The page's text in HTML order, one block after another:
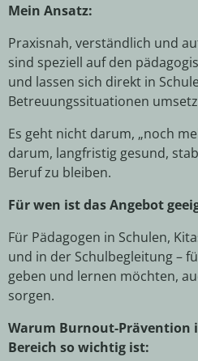
Mein Ansatz:
Praxisnah, verständlich und
sind speziell auf den
und lassen sich direkt in
Betreuungssituationen
Es geht nicht darum, „noch
darum, langfristig gesund,
Beruf zu bleiben.
Für wen ist das Angebot
Für Pädagogen in Schulen,
und in der Schulbegleitung –
geben und lernen möchten,
sorgen.
Warum Burnout-Prävention
Bereich so wichtig ist: